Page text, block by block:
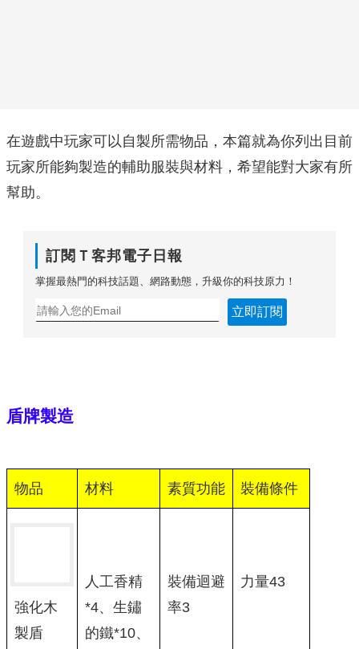
在遊戲中玩家可以自製所需物品，本篇就為你列出目前
玩家所能夠製造的輔助服裝與材料，希望能對大家有所
幫助。
訂閱Ｔ客邦電子日報
掌握最熱門的科技話題、網路動態，升級你的科技原力！
立即訂閱
盾牌製造
物品 材料 素質功能 裝備條件
強化木
製盾
人工香精
*4、生鏽
的鐵*10、
裝備迴避
率3
力量43